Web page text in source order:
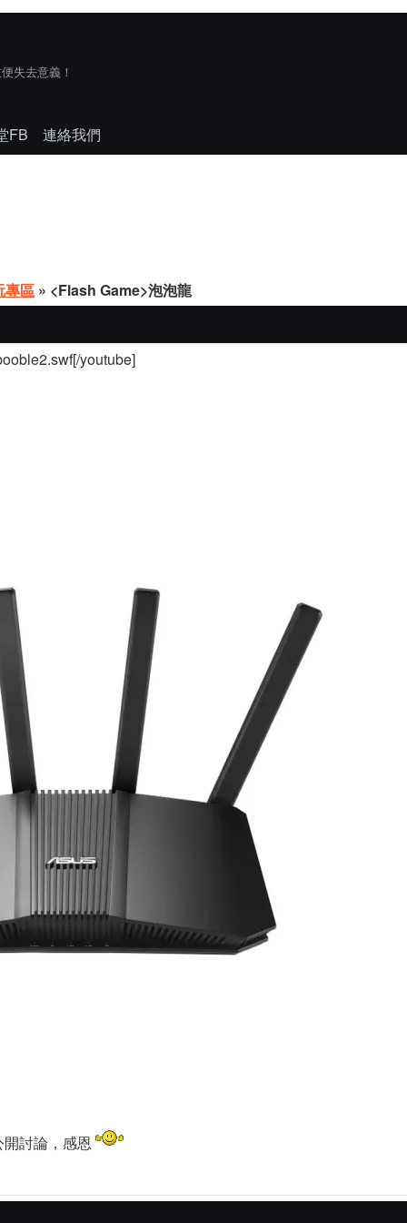
失去意義！
FB
連絡我們
專區 » <Flash Game>泡泡龍
youtube]
討論，感恩